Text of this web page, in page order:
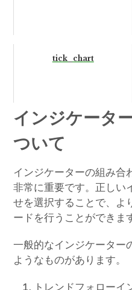
tick_chart
インジケータ
ついて
インジケーターの組み合
非常に重要です。正しい
せを選択することで、よ
ードを行うことができま
一般的なインジケーター
ようなものがあります。
トレンドフォロー